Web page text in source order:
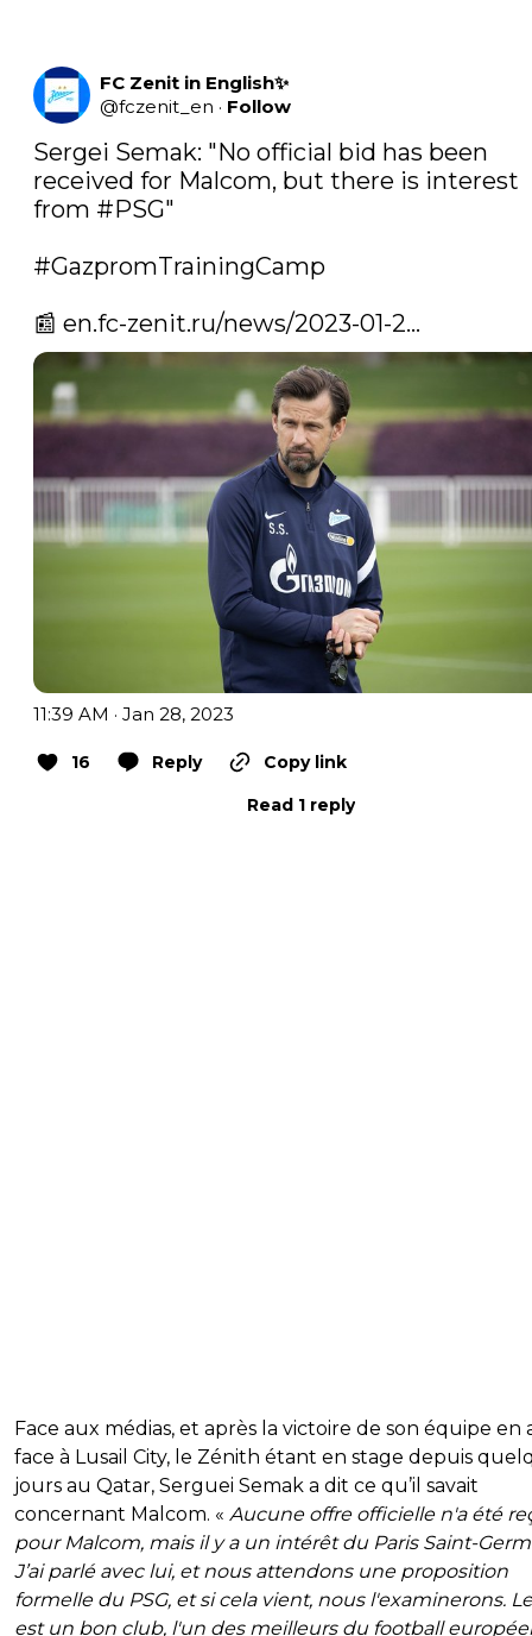
FC Zenit in English✨
@fczenit_en · Follow
Sergei Semak: "No official bid has been
received for Malcom, but there is interest
from #PSG"
#GazpromTrainingCamp
📰 en.fc-zenit.ru/news/2023-01-2…
11:39 AM · Jan 28, 2023
16 Reply
Copy link
Read 1 reply
Face aux médias, et après la victoire de son équipe en
face à Lusail City, le Zénith étant en stage depuis
jours au Qatar, Serguei Semak a dit ce qu’il savait
concernant Malcom. « Aucune offre officielle n'a été
pour Malcom, mais il y a un intérêt du Paris Saint-
J’ai parlé avec lui, et nous attendons une proposition
formelle du PSG, et si cela vient, nous l'examinerons.
est un bon club, l'un des meilleurs du football